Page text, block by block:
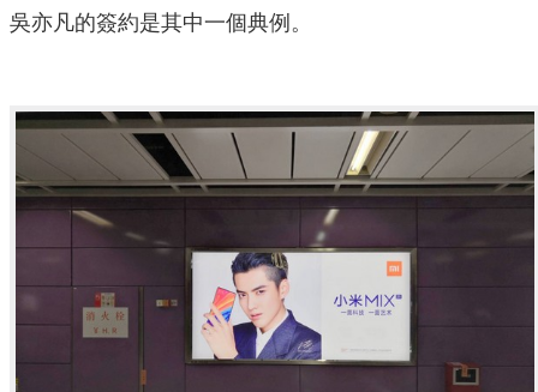
吳亦凡的簽約是其中一個典例。